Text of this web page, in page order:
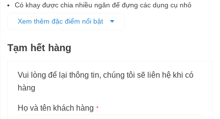
Có khay được chia nhiều ngăn để đựng các dụng cụ nhỏ
dàng khi làm việc
Xem thêm đặc điểm nổi bật
Tạm hết hàng
Vui lòng để lại thông tin, chúng tôi sẽ liên hệ khi có
hàng
Họ và tên khách hàng